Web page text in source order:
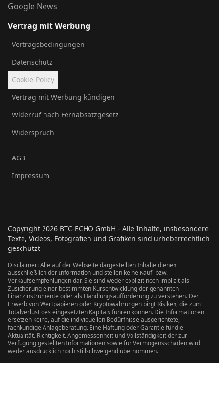
Google News
Vertrag mit Werbung
Vertragsbedingungen
Datenschutz
Cookie-Policy
Vertrag mit Werbung kündigen
Widerruf nach Fernabsatzgesetz
Widerspruch
AGB
Impressum
Copyright 2026 BTC-ECHO GmbH - Alle Inhalte, insbesondere
Texte, Videos, Fotografien und Grafiken sind urheberrechtlich
geschützt
Disclaimer: Alle auf der Webseite dargestellten Inhalte dienen
ausschließlich der Information und stellen keine Kauf- bzw.
Verkaufsempfehlungen dar. Sie sind weder explizit noch implizit als
Zusicherung einer bestimmten Kursentwicklung der genannten
Finanzinstrumente oder als Handlungsaufforderung zu verstehen. Der
Erwerb von Wertpapieren oder Kryptowährungen birgt Risiken, die zum
Totalverlust des eingesetzten Kapitals führen können. Die Informationen
ersetzen keine, auf die individuellen Bedürfnisse ausgerichtete,
fachkundige Anlageberatung. Eine Haftung oder Garantie für die
Aktualität, Richtigkeit, Angemessenheit und Vollständigkeit der zur
Verfügung gestellten Informationen sowie für Vermögensschäden wird
weder ausdrücklich noch stillschweigend übernommen.